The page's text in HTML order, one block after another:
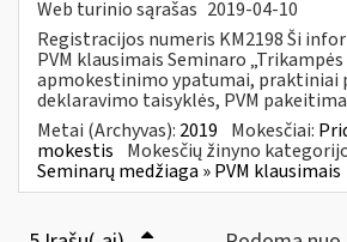
Web turinio sąrašas 2019-04-10
Registracijos numeris KM2198 Ši
PVM klausimais Seminaro
apmokestinimo ypatumai, praktiniai
deklaravimo taisyklės, PVM pakeitimai
Metai (Archyvas): 2019 Mokesčiai:
mokestis Mokesčių žinyno
Seminarų medžiaga » PVM klausimais